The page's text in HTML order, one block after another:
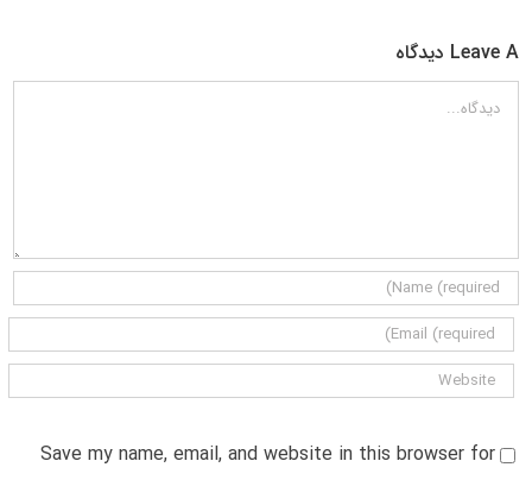
Leave A دیدگاه
دیدگاه
Save my name, email, and website in this browser for